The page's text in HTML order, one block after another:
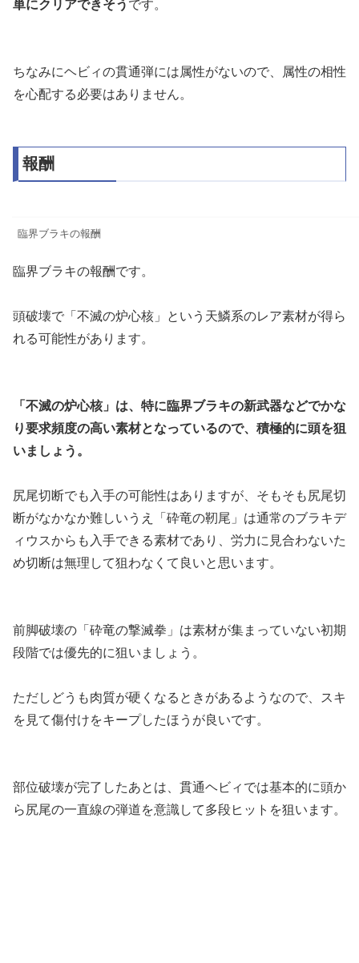
単にクリアできそう です。
ちなみにヘビィの貫通弾には属性がないので、属性の相性
を心配する必要はありません。
報酬
臨界ブラキの報酬
臨界ブラキの報酬です。
頭破壊で「不滅の炉心核」という天鱗系のレア素材が得ら
れる可能性があります。
「不滅の炉心核」は、特に臨界ブラキの新武器などでかな
り要求頻度の高い素材となっているので、積極的に頭を狙
いましょう。
尻尾切断でも入手の可能性はありますが、そもそも尻尾切
断がなかなか難しいうえ「砕竜の靭尾」は通常のブラキデ
ィウスからも入手できる素材であり、労力に見合わないた
め切断は無理して狙わなくて良いと思います。
前脚破壊の「砕竜の撃滅拳」は素材が集まっていない初期
段階では優先的に狙いましょう。
ただしどうも肉質が硬くなるときがあるようなので、スキ
を見て傷付けをキープしたほうが良いです。
部位破壊が完了したあとは、貫通ヘビィでは基本的に頭か
ら尻尾の一直線の弾道を意識して多段ヒットを狙います。